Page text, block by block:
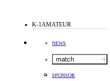
K-1AMATEUR
NEWS
match
SPONSOR